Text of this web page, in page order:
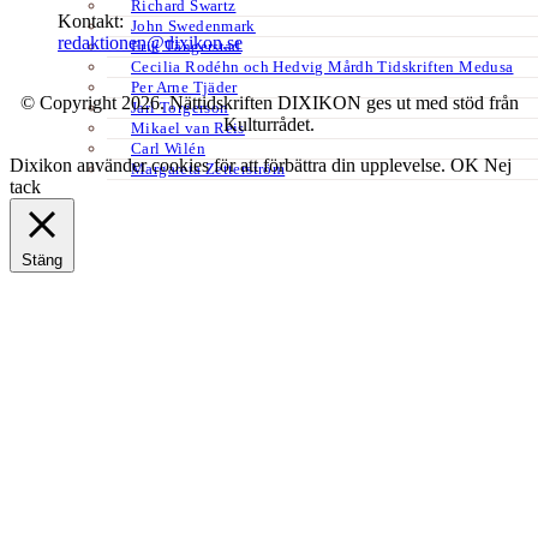
Richard Swartz
John Swedenmark
Erik Tängerstad
Cecilia Rodéhn och Hedvig Mårdh Tidskriften Medusa
Per Arne Tjäder
Jarl Torgerson
Mikael van Reis
Carl Wilén
Margareta Zetterström
Kontakt:
redaktionen@dixikon.se
© Copyright 2026. Nättidskriften DIXIKON ges ut med stöd från
Kulturrådet.
Dixikon använder cookies för att förbättra din upplevelse.OK Nej
tack
Stäng